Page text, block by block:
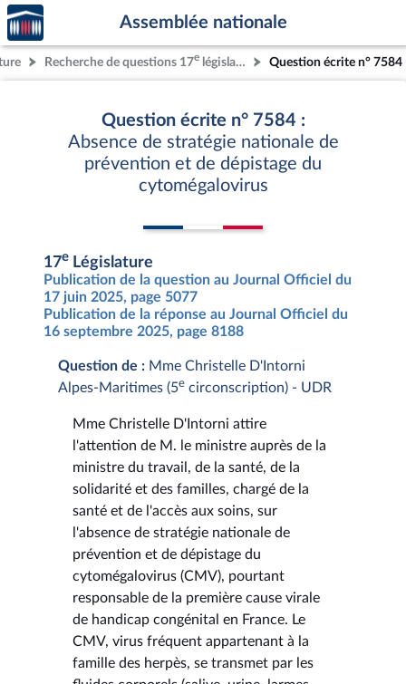
Aller au contenu
Aller en bas de la page
Accèder
à la
page
d'accueil
Assemblée nationale
Recherche de questions 17e législature Question écrite n° 7584
Question écrite n° 7584 :
Absence de stratégie nationale de
prévention et de dépistage du
cytomégalovirus
17e Législature
Publication de la question au Journal Officiel du
17 juin 2025, page 5077
Publication de la réponse au Journal Officiel du
16 septembre 2025, page 8188
Question de : Mme Christelle D'Intorni
Alpes-Maritimes (5e circonscription) - UDR
Mme Christelle D'Intorni attire
l'attention de M. le ministre auprès de la
ministre du travail, de la santé, de la
solidarité et des familles, chargé de la
santé et de l'accès aux soins, sur
l'absence de stratégie nationale de
prévention et de dépistage du
cytomégalovirus (CMV), pourtant
responsable de la première cause virale
de handicap congénital en France. Le
CMV, virus fréquent appartenant à la
famille des herpès, se transmet par les